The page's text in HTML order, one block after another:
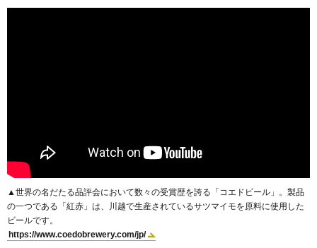
▲世界の名だたる品評会において数々の受賞歴を誇る「コエドビール」。製品
の一つである「紅赤」は、川越で生産されているサツマイモを原料に使用した
ビールです。
https://www.coedobrewery.com/jp/